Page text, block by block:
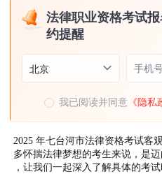
法律职业资格考试
约提醒
北京 手机
我已阅读并同意 《隐
2025 年七台河市法律资格考试客
多怀揣法律梦想的考生来说，是
，让我们一起深入了解具体的考